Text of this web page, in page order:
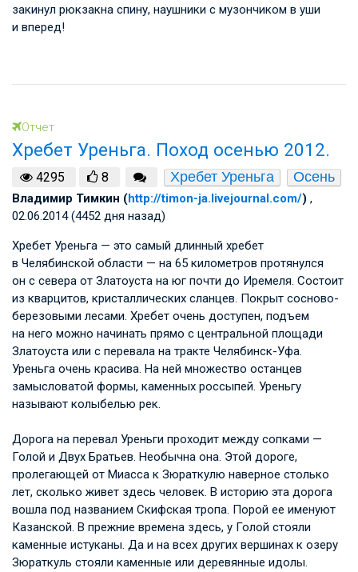
закинул рюкзакна спину, наушники с музончиком в уши
и вперед!
Отчет
Хребет Уреньга. Поход осенью 2012.
4295 8 Хребет Уреньга Осень
Владимир Тимкин (http://timon-ja.livejournal.com/) ,
02.06.2014 (4452 дня назад)
Хребет Уреньга — это самый длинный хребет
в Челябинской области — на 65 километров протянулся
он с севера от Златоуста на юг почти до Иремеля. Состоит
из кварцитов, кристаллических сланцев. Покрыт сосново-
березовыми лесами. Хребет очень доступен, подъем
на него можно начинать прямо с центральной площади
Златоуста или с перевала на тракте Челябинск-Уфа.
Уреньга очень красива. На ней множество останцев
замысловатой формы, каменных россыпей. Уреньгу
называют колыбелью рек.
Дорога на перевал Уреньги проходит между сопками —
Голой и Двух Братьев. Необычна она. Этой дороге,
пролегающей от Миасса к Зюраткулю наверное столько
лет, сколько живет здесь человек. В историю эта дорога
вошла под названием Скифская тропа. Порой ее именуют
Казанской. В прежние времена здесь, у Голой стояли
каменные истуканы. Да и на всех других вершинах к озеру
Зюраткуль стояли каменные или деревянные идолы.